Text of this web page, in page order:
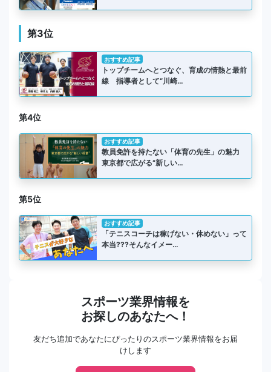
第3位
おすすめ記事
トップチームへとつなぐ、育成の情熱と最前
線 指導者として“川崎…
第4位
おすすめ記事
教員免許を持たない「体育の先生」の魅力
東京都で広がる“新しい…
第5位
おすすめ記事
「テニスコーチは稼げない・休めない」って
本当???そんなイメー…
スポーツ業界情報を
お探しのあなたへ！
友だち追加であなたにぴったりのスポーツ業界情報をお届
けします